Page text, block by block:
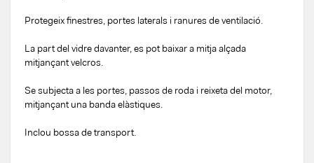
Protegeix finestres, portes laterals i ranures de ventilació.
La part del vidre davanter, es pot baixar a mitja alçada
mitjançant velcros.
Se subjecta a les portes, passos de roda i reixeta del motor,
mitjançant una banda elàstiques.
Inclou bossa de transport.